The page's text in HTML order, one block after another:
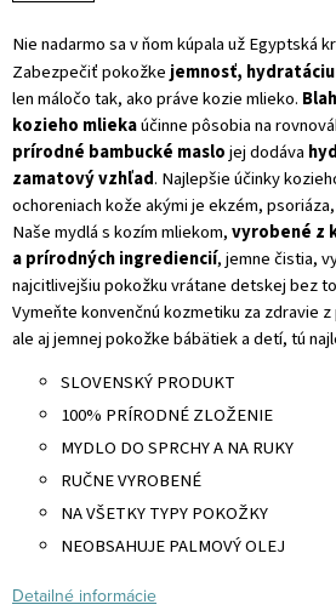
Nie nadarmo sa v ňom kúpala už Egyptská
Zabezpečiť pokožke jemnosť,
len máločo tak, ako práve kozie mlieko.
kozieho mliekaúčinne pôsobia na
prírodné bambucké maslojej dodáva
zamatový vzhľad. Najlepšie účinky
ochoreniach kože akými je ekzém,
Naše mydlá s kozím mliekom,vyrobené z
a prírodných ingrediencií, jemne čistia,
najcitlivejšiu pokožku vrátane detskej bez
Vymeňte konvenčnú kozmetiku za zdravie
ale aj jemnej pokožke bábätiek a detí, tú
SLOVENSKÝ PRODUKT
100% PRÍRODNÉ ZLOŽENIE
MYDLO DO SPRCHY A NA RUKY
RUČNE VYROBENÉ
NA VŠETKY TYPY POKOŽKY
NEOBSAHUJE PALMOVÝ OLEJ
Detailné informácie